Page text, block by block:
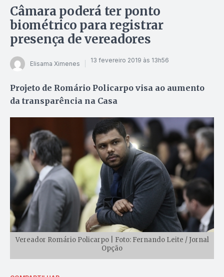
Câmara poderá ter ponto
biométrico para registrar
presença de vereadores
Elisama Ximenes 13 fevereiro 2019 às 13h56
Projeto de Romário Policarpo visa ao aumento
da transparência na Casa
Vereador Romário Policarpo | Foto: Fernando Leite / Jornal
Opção